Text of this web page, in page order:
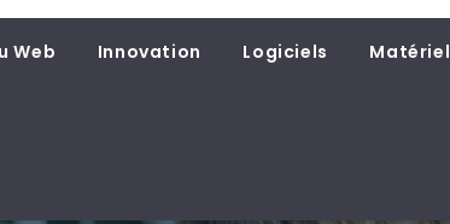
Web Innovation Logiciels Matériel